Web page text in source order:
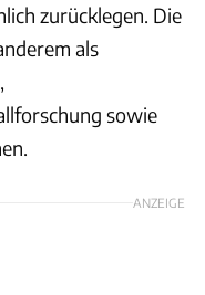
zurücklegen. Die
als
sowie
ANZEIGE